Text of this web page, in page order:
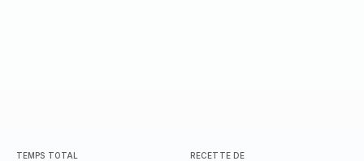
TEMPS TOTAL RECETTE DE